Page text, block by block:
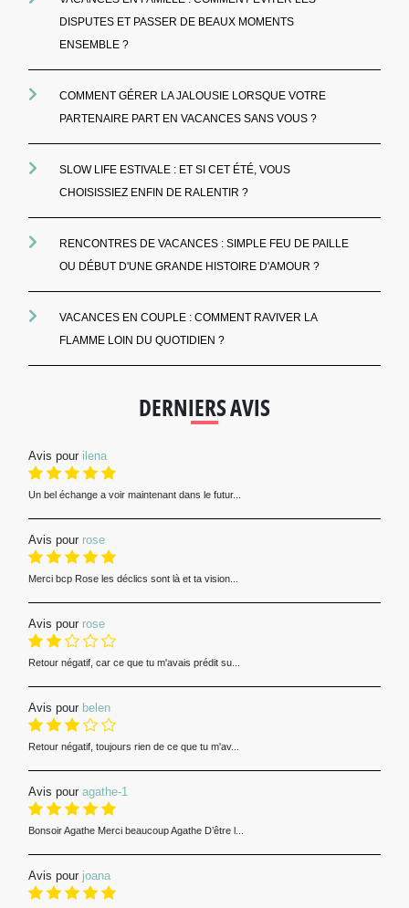
DISPUTES ET PASSER DE BEAUX MOMENTS
ENSEMBLE ?
COMMENT GÉRER LA JALOUSIE LORSQUE VOTRE
PARTENAIRE PART EN VACANCES SANS VOUS ?
SLOW LIFE ESTIVALE : ET SI CET ÉTÉ, VOUS
CHOISISSIEZ ENFIN DE RALENTIR ?
RENCONTRES DE VACANCES : SIMPLE FEU DE PAILLE
OU DÉBUT D'UNE GRANDE HISTOIRE D'AMOUR ?
VACANCES EN COUPLE : COMMENT RAVIVER LA
FLAMME LOIN DU QUOTIDIEN ?
DERNIERS AVIS
Avis pour ilena
Un bel échange a voir maintenant dans le futur...
Avis pour rose
Merci bcp Rose les déclics sont là et ta vision...
Avis pour rose
Retour négatif, car ce que tu m'avais prédit su...
Avis pour belen
Retour négatif, toujours rien de ce que tu m'av...
Avis pour agathe-1
Bonsoir Agathe Merci beaucoup Agathe D’être l...
Avis pour joana